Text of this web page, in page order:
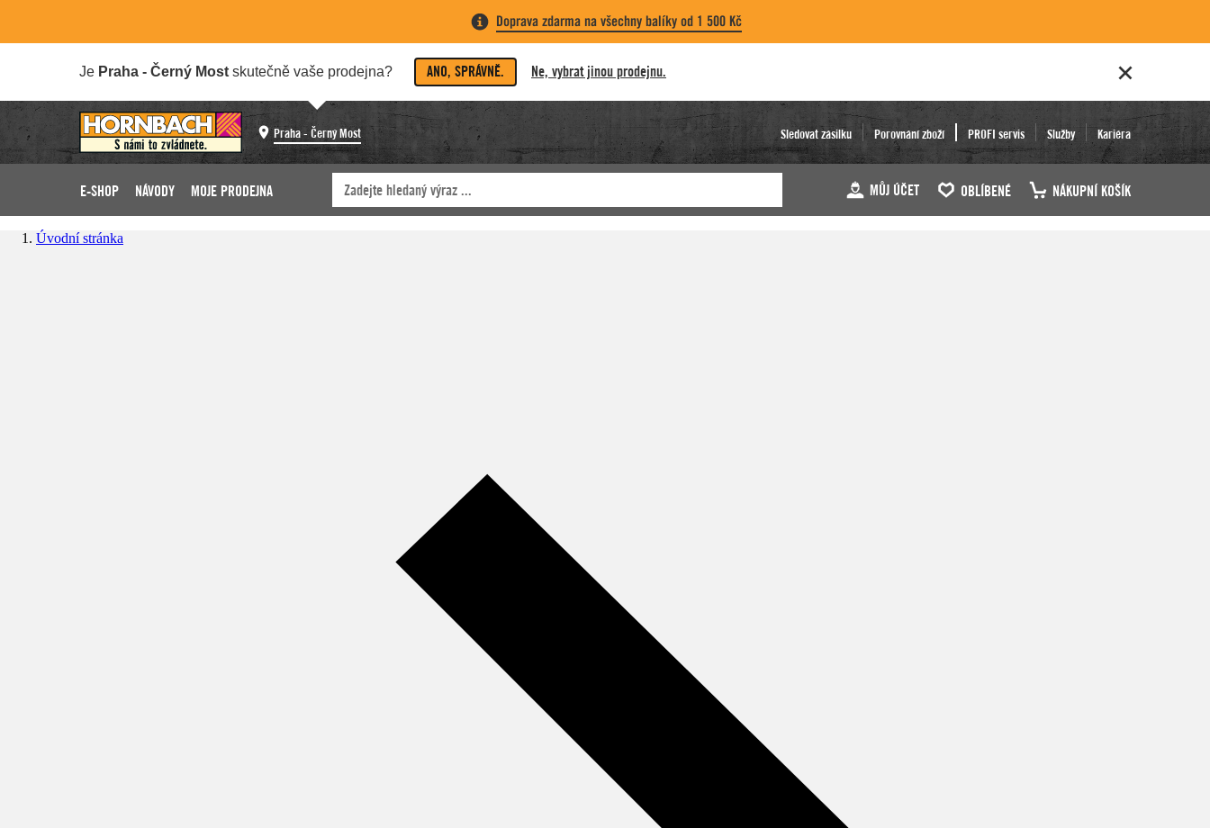
Doprava zdarma na všechny balíky od 1 500 Kč
Je Praha - Černý Most skutečně vaše prodejna? ANO, SPRÁVNĚ. Ne, vybrat jinou prodejnu.
Praha - Černý Most Sledovat zásilku Porovnání zboží PROFI servis Služby Kariéra
E-SHOP NÁVODY MOJE PRODEJNA MŮJ ÚČET OBLÍBENÉ NÁKUPNÍ KOŠÍK
Úvodní stránka